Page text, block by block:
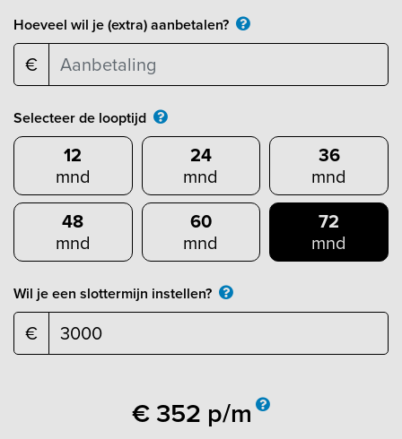
Hoeveel wil je (extra) aanbetalen?
€
Selecteer de looptijd
12
mnd
24
mnd
36
mnd
48
mnd
60
mnd
72
mnd
Wil je een slottermijn instellen?
€
€352 p/m